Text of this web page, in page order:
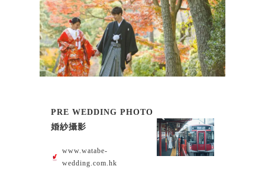
PRE WEDDING PHOTO
婚紗攝影
www.watabe-
wedding.com.hk